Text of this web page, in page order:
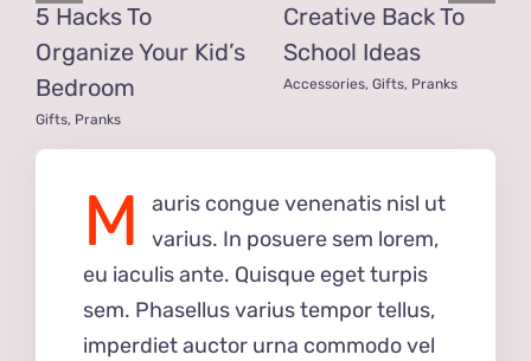
5 Hacks To
Organize Your Kid’s
Bedroom
Gifts, Pranks
Creative Back To
School Ideas
Accessories, Gifts, Pranks
M
auris congue venenatis nisl ut
varius. In posuere sem lorem,
eu iaculis ante. Quisque eget turpis
sem. Phasellus varius tempor tellus,
imperdiet auctor urna commodo vel